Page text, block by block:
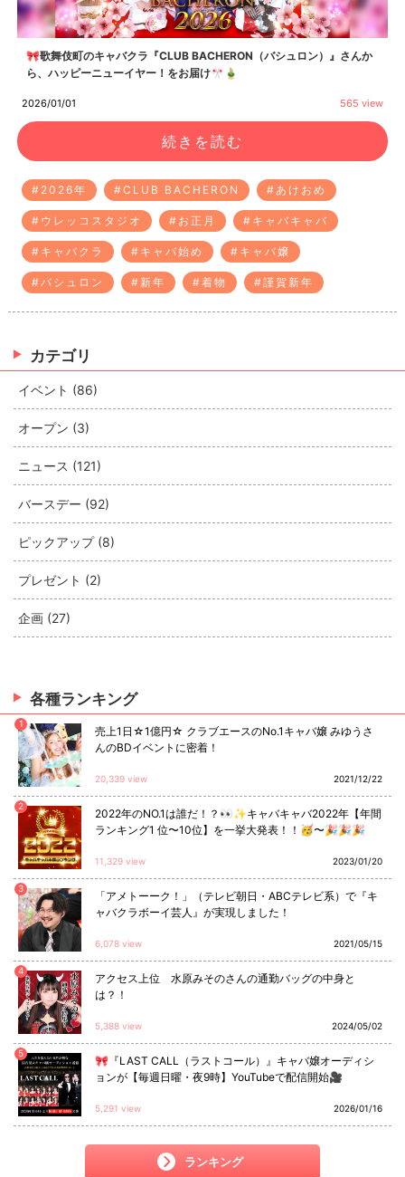
2026/01/01 565 view
🎀歌舞伎町のキャバクラ『CLUB BACHERON（バシュロン）』さんか
ら、ハッピーニューイヤー！をお届け🎌🎍
#2026年 #CLUB BACHERON #あけおめ
#ウレッコスタジオ #お正月 #キャバキャバ
#キャバクラ #キャバ始め #キャバ嬢
#バシュロン #新年 #着物 #謹賀新年
続きを読む
カテゴリ
イベント (86)
オープン (3)
ニュース (121)
バースデー (92)
ピックアップ (8)
プレゼント (2)
企画 (27)
各種ランキング
1
売上1日☆1億円☆ クラブエースのNo.1キャバ嬢 みゆうさ
んのBDイベントに密着！
20,339 view 2021/12/22
2
2022年のNO.1は誰だ！？👀✨キャバキャバ2022年【年間
ランキング1 位〜10位】を一挙大発表！！🥳〜🎉🎉🎉
11,329 view 2023/01/20
3
「アメトーーク！」（テレビ朝日・ABCテレビ系）で『キ
ャバクラボーイ芸人』が実現しました！
6,078 view 2021/05/15
4
アクセス上位 水原みそのさんの通勤バッグの中身と
は？！
5,388 view 2024/05/02
5
🎀『LAST CALL（ラストコール）』キャバ嬢オーディシ
ョンが【毎週日曜・夜9時】YouTubeで配信開始🎥
5,291 view 2026/01/16
ランキング